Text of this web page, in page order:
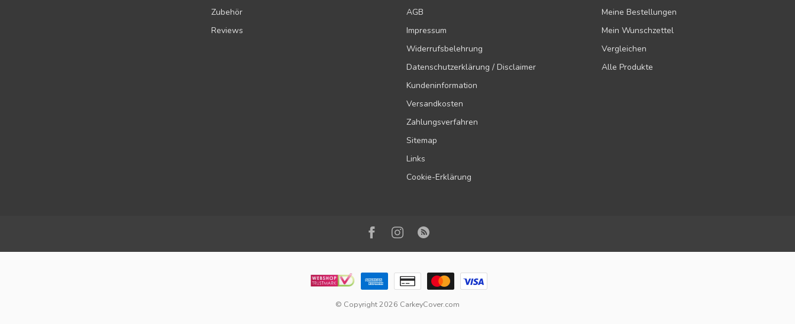
Zubehör
Reviews
AGB
Impressum
Widerrufsbelehrung
Datenschutzerklärung / Disclaimer
Kundeninformation
Versandkosten
Zahlungsverfahren
Sitemap
Links
Cookie-Erklärung
Meine Bestellungen
Mein Wunschzettel
Vergleichen
Alle Produkte
© Copyright 2026 CarkeyCover.com